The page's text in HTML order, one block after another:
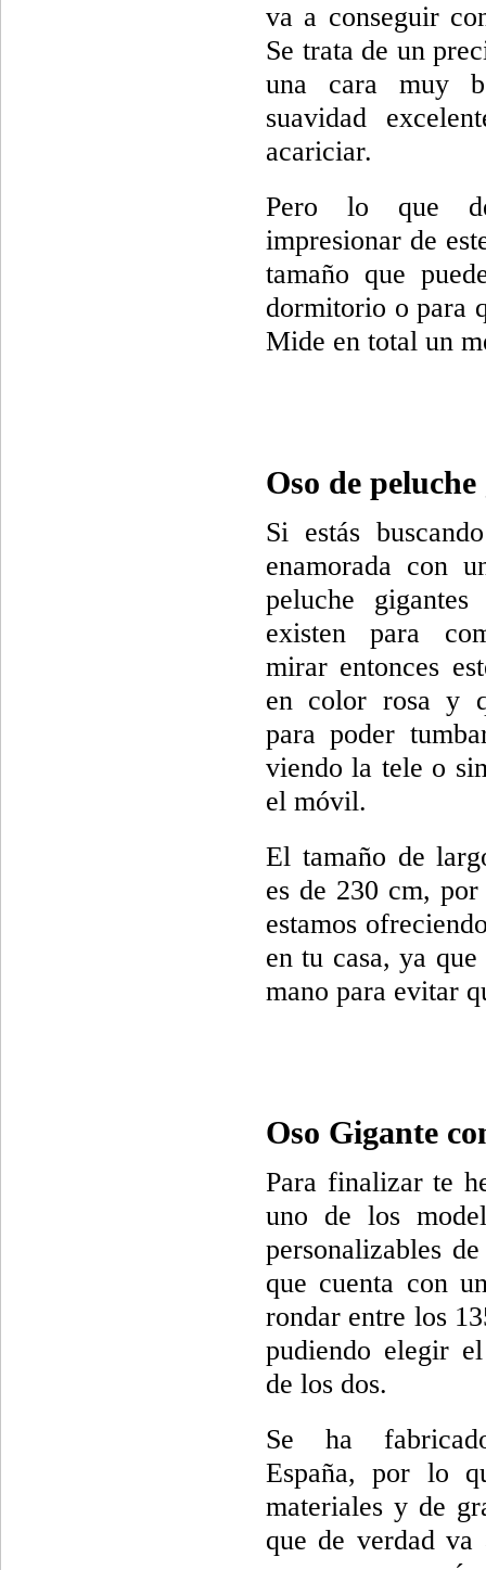
va a conseguir
Se trata de un
una cara muy
suavidad
acariciar.
Pero lo que
impresionar de
tamaño que
dormitorio o para
Mide en total un
Oso de
Si estás
enamorada con
peluche
existen para
mirar entonces
en color rosa y
para poder
viendo la tele o
el móvil.
El tamaño de
es de 230 cm,
estamos
en tu casa, ya
mano para evitar
Oso Gigante
Para finalizar te
uno de los
personalizables
que cuenta con
rondar entre los
pudiendo elegir
de los dos.
Se ha
España, por lo
materiales y de
que de verdad va